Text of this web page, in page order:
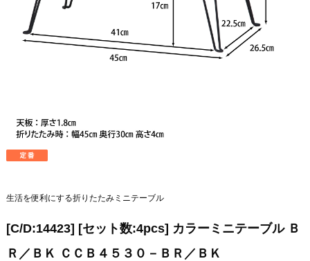
生活を便利にする折りたたみミニテーブル
[C/D:14423] [セット数:4pcs] カラーミニテーブル Ｂ
Ｒ／ＢＫ ＣＣＢ４５３０－ＢＲ／ＢＫ